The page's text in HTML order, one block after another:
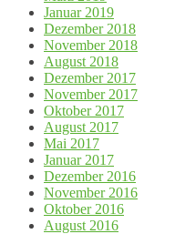
Januar 2019
Dezember 2018
November 2018
August 2018
Dezember 2017
November 2017
Oktober 2017
August 2017
Mai 2017
Januar 2017
Dezember 2016
November 2016
Oktober 2016
August 2016